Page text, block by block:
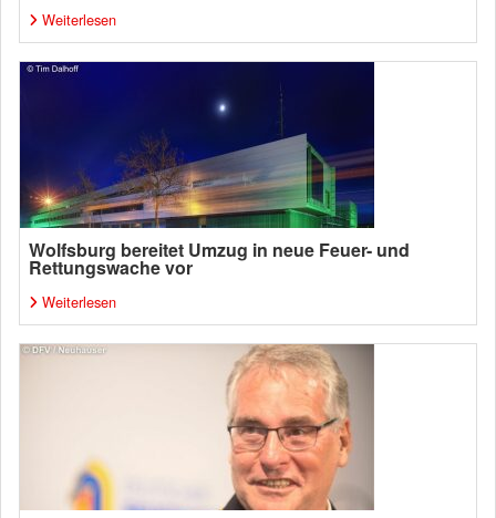
Weiterlesen
Wolfsburg bereitet Umzug in neue Feuer- und
Rettungswache vor
Weiterlesen